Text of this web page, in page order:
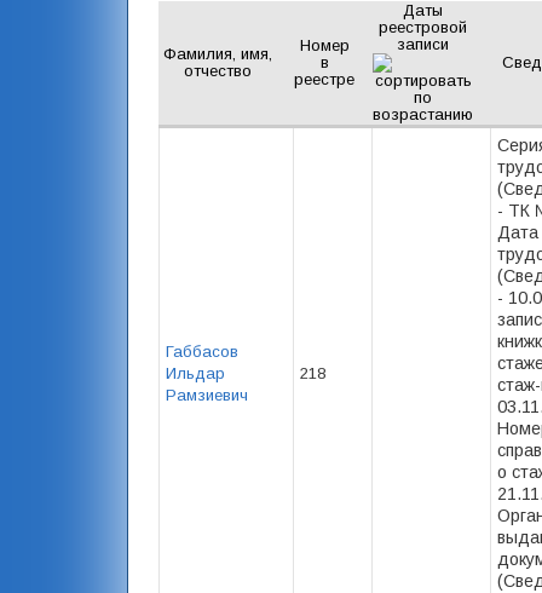
Фамилия, имя,
отчество
Номер
в
реестре
Даты
реестровой
записи
Габбасов
Ильдар
Рамзиевич
218
- ТК
Дата
-
о